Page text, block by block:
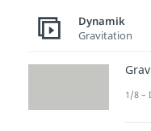
In
Dynamik
Gravitation
1/8 –